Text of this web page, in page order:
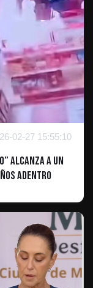
02-27 15:55:10
alcanza a un
adentro